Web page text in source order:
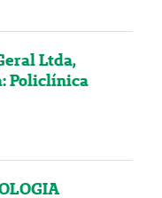
Ltda,
Policlínica